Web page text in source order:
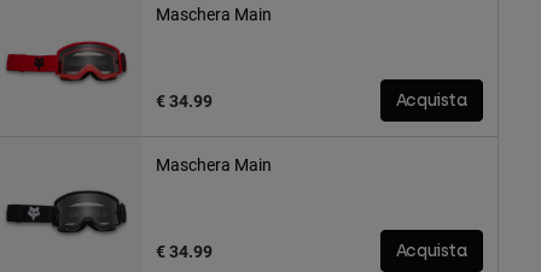
Maschera Main
€ 34.99 Acquista
Maschera Main
€ 34.99 Acquista